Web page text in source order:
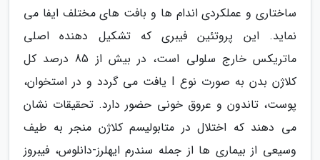
ساختاری و عملکردی اندام ها و بافت های مختلف ایفا می
نماید. این پروتئین فیبری که تشکیل دهنده اصلی
ماتریکس خارج سلولی است، در بیش از 85 درصد کل
کلاژن بدن به صورت نوع I یافت می گردد و در استخوان،
پوست، تاندون و عروق خونی حضور دارد. تحقیقات نشان
می دهند که اختلال در متابولیسم کلاژن منجر به طیف
وسیعی از بیماری ها از جمله سندرم ایهلرز-دانلوس، فیبروز